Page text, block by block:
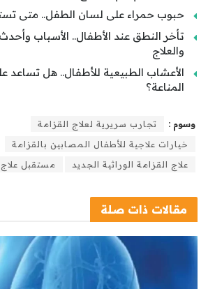
حبوب حمراء على لسان الطفل.. متى
تأخر النطق عند الأطفال.. الأسباب
والعلاج
الأعشاب الطبيعية للأطفال.. هل تساعد
المناعة؟
وسوم :
تجارب سريرية لعلاج القزامة
خيارات علاجية للأطفال المصابين بالقزامة
علاج القزامة الوراثية الجديد
مستقبل علاج
مقالات ذات صلة